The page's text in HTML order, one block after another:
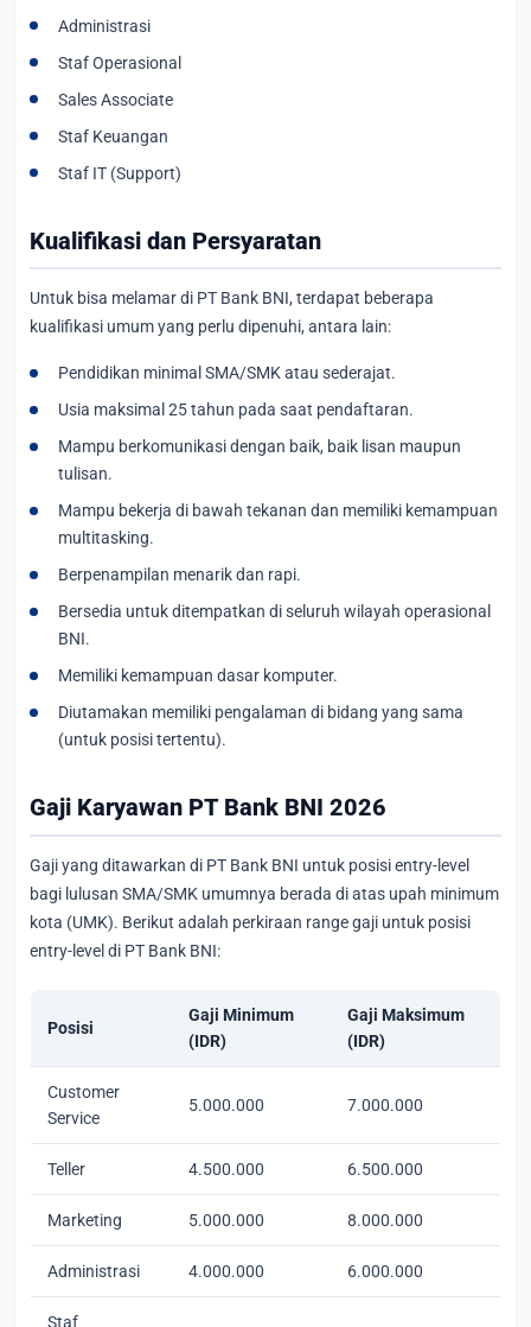
Administrasi
Staf Operasional
Sales Associate
Staf Keuangan
Staf IT (Support)
Kualifikasi dan Persyaratan
Untuk bisa melamar di PT Bank BNI, terdapat beberapa
kualifikasi umum yang perlu dipenuhi, antara lain:
Pendidikan minimal SMA/SMK atau sederajat.
Usia maksimal 25 tahun pada saat pendaftaran.
Mampu berkomunikasi dengan baik, baik lisan maupun
tulisan.
Mampu bekerja di bawah tekanan dan memiliki kemampuan
multitasking.
Berpenampilan menarik dan rapi.
Bersedia untuk ditempatkan di seluruh wilayah operasional
BNI.
Memiliki kemampuan dasar komputer.
Diutamakan memiliki pengalaman di bidang yang sama
(untuk posisi tertentu).
Gaji Karyawan PT Bank BNI 2026
Gaji yang ditawarkan di PT Bank BNI untuk posisi entry-level
bagi lulusan SMA/SMK umumnya berada di atas upah minimum
kota (UMK). Berikut adalah perkiraan range gaji untuk posisi
entry-level di PT Bank BNI:
Posisi
Gaji Minimum
(IDR)
Gaji Maksimum
(IDR)
Customer
Service
5.000.000 7.000.000
Teller 4.500.000 6.500.000
Marketing 5.000.000 8.000.000
Administrasi 4.000.000 6.000.000
Staf